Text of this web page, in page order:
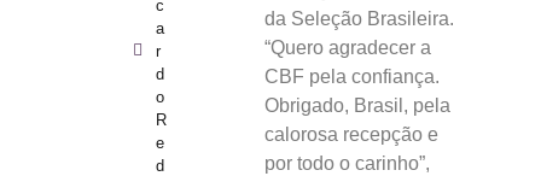
c
a
r
d
o
R
e
d
da Seleção Brasileira.
“Quero agradecer a
CBF pela confiança.
Obrigado, Brasil, pela
calorosa recepção e
por todo o carinho”,